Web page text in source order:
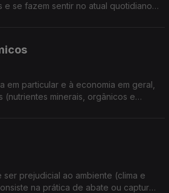
e se fazem sentir no atual quotidiano,
em particular e à economia em geral,
(nutrientes minerais, orgânicos e
ser prejudicial ao ambiente (clima e
na prática de abate ou captura